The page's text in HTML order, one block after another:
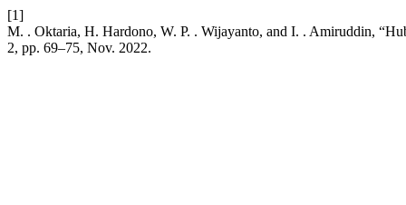
[1]
M. . Oktaria, H. Hardono, W. P. . Wijayanto, and I. . Amiruddin,
2, pp. 69–75, Nov. 2022.